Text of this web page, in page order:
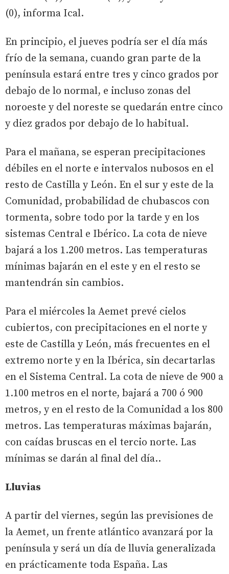
(0), informa Ical.
En principio, el jueves podría ser el día más
frío de la semana, cuando gran parte de la
península estará entre tres y cinco grados por
debajo de lo normal, e incluso zonas del
noroeste y del noreste se quedarán entre cinco
y diez grados por debajo de lo habitual.
Para el mañana, se esperan precipitaciones
débiles en el norte e intervalos nubosos en el
resto de Castilla y León. En el sur y este de la
Comunidad, probabilidad de chubascos con
tormenta, sobre todo por la tarde y en los
sistemas Central e Ibérico. La cota de nieve
bajará a los 1.200 metros. Las temperaturas
mínimas bajarán en el este y en el resto se
mantendrán sin cambios.
Para el miércoles la Aemet prevé cielos
cubiertos, con precipitaciones en el norte y
este de Castilla y León, más frecuentes en el
extremo norte y en la Ibérica, sin decartarlas
en el Sistema Central. La cota de nieve de 900 a
1.100 metros en el norte, bajará a 700 ó 900
metros, y en el resto de la Comunidad a los 800
metros. Las temperaturas máximas bajarán,
con caídas bruscas en el tercio norte. Las
mínimas se darán al final del día..
Lluvias
A partir del viernes, según las previsiones de
la Aemet, un frente atlántico avanzará por la
península y será un día de lluvia generalizada
en prácticamente toda España. Las